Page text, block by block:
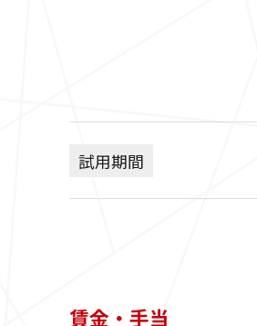
試用期間
賃金・手当